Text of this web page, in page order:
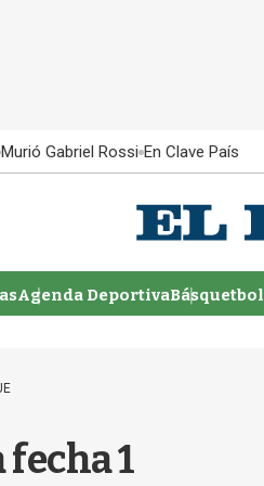
Murió Gabriel Rossi En Clave País
Agenda DeportivaBásquetbol
fecha 1